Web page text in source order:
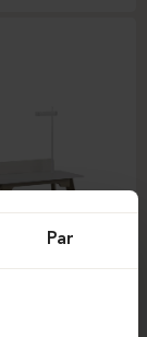
Par